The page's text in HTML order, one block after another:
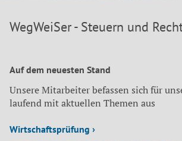
WegWeiSer - Steuern und
Auf dem neuesten Stand
Unsere Mitarbeiter befassen sich für
laufend mit aktuellen Themen aus
Wirtschaftsprüfung ›